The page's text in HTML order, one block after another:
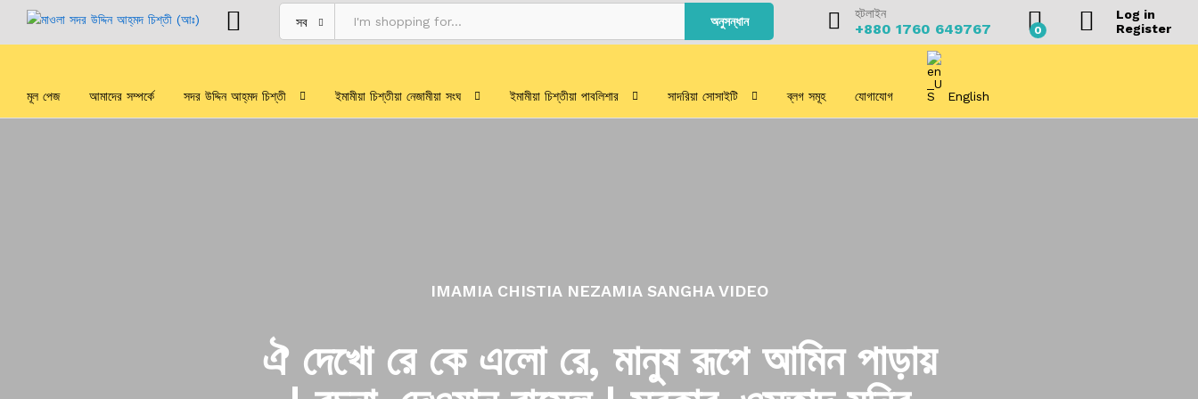
সব অনুসন্ধান
হটলাইন
+880 1760 649767 0
Log in
Register
মূল পেজ আমাদের সম্পর্কে সদর উদ্দিন আহ্‌মদ চিশ্‌তী ইমামীয়া চিশ্‌তীয়া নেজামীয়া সংঘ ইমামীয়া চিশ্‌তীয়া পাবলিশার সাদরিয়া সোসাইটি ব্লগ সমূহ যোগাযোগ English
IMAMIA CHISTIA NEZAMIA SANGHA VIDEO
ঐ দেখো রে কে এলো রে, মানুষ রূপে আমিন পাড়ায়